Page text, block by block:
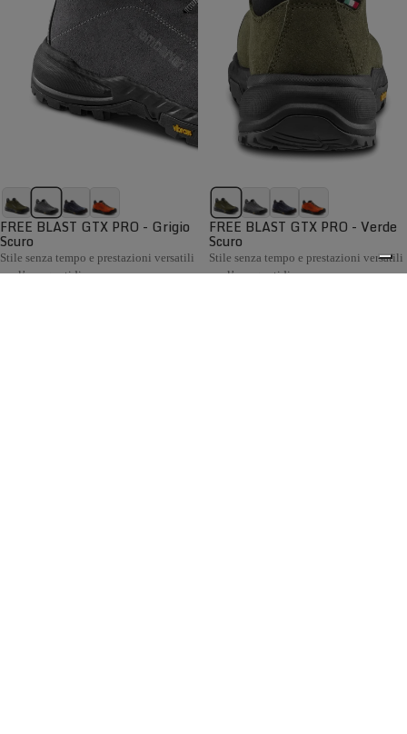
FREE BLAST GTX PRO - Grigio
Scuro
Stile senza tempo e prestazioni versatili
per l’uso quotidiano
FREE BLAST GTX PRO - Verde
Scuro
Stile senza tempo e prestazioni versatili
per l’uso quotidiano